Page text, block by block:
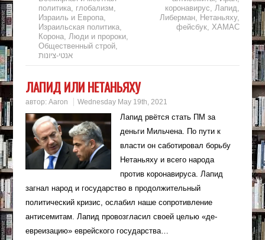
политика, глобализм,
Израиль и Европа,
Израильская политика,
Корона, Люди и пророки,
Общественный строй,
אנטי-ציונות
коронавирус,Лапид,
Либерман, Нетаньяху,
фейсбук,ХАМАС
ЛАПИД ИЛИ НЕТАНЬЯХУ
автор: Aaron Wednesday May 19th, 2021
Лапид рвётся стать ПМ за
деньги Мильчена. По пути к
власти он саботировал борьбу
Нетаньяху и всего народа
против коронавируса. Лапид
загнал народ и государство в продолжительный
политический кризис, ослабил наше сопротивление
антисемитам. Лапид провозгласил своей целью «де-
евреизацию» еврейского государства…